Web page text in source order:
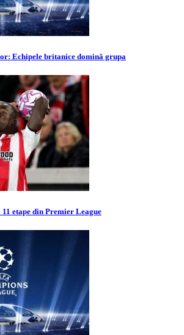
Echipele britanice domină grupa
etape din Premier League